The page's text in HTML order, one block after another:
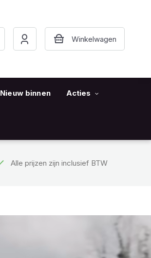
Nieuw binnen Acties
Alle prijzen zijn inclusief BTW